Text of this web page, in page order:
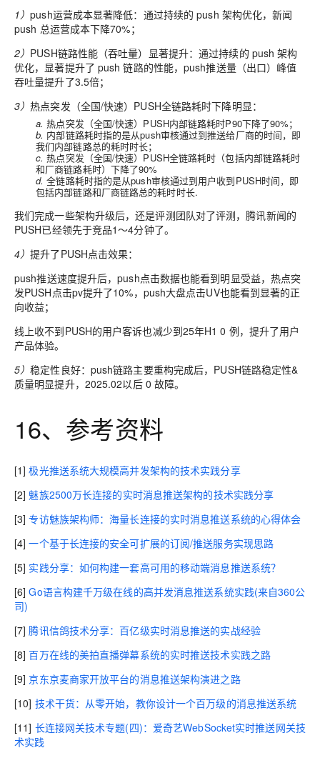
1）push运营成本显著降低：通过持续的 push 架构优化，新闻
push 总运营成本下降70%；
2） PUSH链路性能（吞吐量）显著提升：通过持续的 push 架构
优化，显著提升了 push 链路的性能，push推送量（出口）峰值
吞吐量提升了3.5倍；
3）热点突发（全国/快速）PUSH全链路耗时下降明显：
a.热点突发（全国/快速）PUSH内部链路耗时P90下降了90%；
b. 内部链路耗时指的是从push审核通过到推送给厂商的时间，即
我们内部链路总的耗时时长；
c.热点突发（全国/快速）PUSH全链路耗时（包括内部链路耗时
和厂商链路耗时）下降了90%
d.全链路耗时指的是从push审核通过到用户收到PUSH时间，即
包括内部链路和厂商链路总的耗时时长.
我们完成一些架构升级后，还是评测团队对了评测，腾讯新闻的
PUSH已经领先于竞品1～4分钟了。
4）提升了PUSH点击效果：
push推送速度提升后，push点击数据也能看到明显受益，热点突
发PUSH点击pv提升了10%，push大盘点击UV也能看到显著的正
向收益；
线上收不到PUSH的用户客诉也减少到25年H1 0 例，提升了用户
产品体验。
5）稳定性良好： push链路主要重构完成后，PUSH链路稳定性&
质量明显提升，2025.02以后 0 故障。
16、参考资料
[1]极光推送系统大规模高并发架构的技术实践分享
[2] 魅族2500万长连接的实时消息推送架构的技术实践分享
[3]专访魅族架构师：海量长连接的实时消息推送系统的心得体会
[4]一个基于长连接的安全可扩展的订阅/推送服务实现思路
[5] 实践分享：如何构建一套高可用的移动端消息推送系统？
[6]Go语言构建千万级在线的高并发消息推送系统实践(来自360公
司)
[7]腾讯信鸽技术分享：百亿级实时消息推送的实战经验
[8]百万在线的美拍直播弹幕系统的实时推送技术实践之路
[9] 京东京麦商家开放平台的消息推送架构演进之路
[10] 技术干货：从零开始，教你设计一个百万级的消息推送系统
[11] 长连接网关技术专题(四)：爱奇艺WebSocket实时推送网关技
术实践